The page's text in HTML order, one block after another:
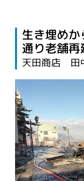
生き埋め
通り老舗
天田商店 田